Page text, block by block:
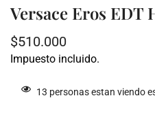
Versace Eros EDT
Precio
regular
$510.000
Impuesto incluido.
13 personas estan viendo